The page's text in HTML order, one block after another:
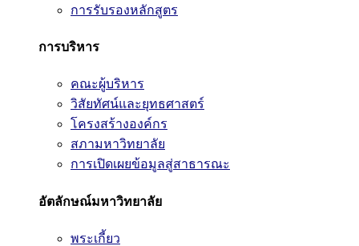
การรับรองหลักสูตร
การบริหาร
คณะผู้บริหาร
วิสัยทัศน์และยุทธศาสตร์
โครงสร้างองค์กร
สภามหาวิทยาลัย
การเปิดเผยข้อมูลสู่สาธารณะ
อัตลักษณ์มหาวิทยาลัย
พระเกี้ยว